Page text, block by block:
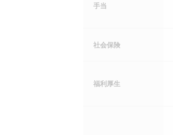
手当
社会保険
福利厚生